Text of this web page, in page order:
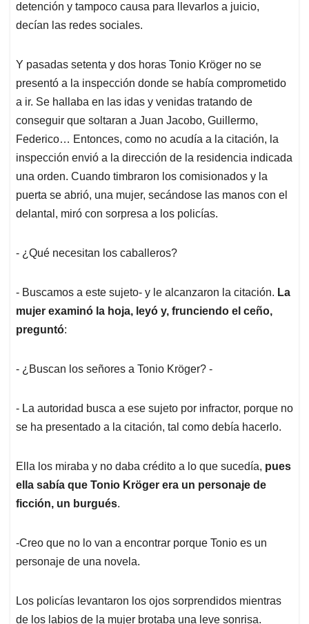
detención y tampoco causa para llevarlos a juicio,
decían las redes sociales.
Y pasadas setenta y dos horas Tonio Kröger no se
presentó a la inspección donde se había comprometido
a ir. Se hallaba en las idas y venidas tratando de
conseguir que soltaran a Juan Jacobo, Guillermo,
Federico… Entonces, como no acudía a la citación, la
inspección envió a la dirección de la residencia indicada
una orden. Cuando timbraron los comisionados y la
puerta se abrió, una mujer, secándose las manos con el
delantal, miró con sorpresa a los policías.
- ¿Qué necesitan los caballeros?
- Buscamos a este sujeto- y le alcanzaron la citación. La
mujer examinó la hoja, leyó y, frunciendo el ceño,
preguntó:
- ¿Buscan los señores a Tonio Kröger? -
- La autoridad busca a ese sujeto por infractor, porque no
se ha presentado a la citación, tal como debía hacerlo.
Ella los miraba y no daba crédito a lo que sucedía, pues
ella sabía que Tonio Kröger era un personaje de
ficción, un burgués.
-Creo que no lo van a encontrar porque Tonio es un
personaje de una novela.
Los policías levantaron los ojos sorprendidos mientras
de los labios de la mujer brotaba una leve sonrisa.